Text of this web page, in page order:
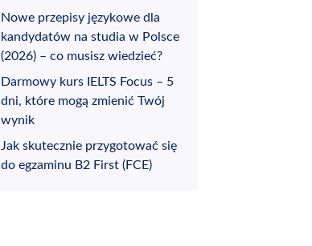
Nowe przepisy językowe dla
kandydatów na studia w Polsce
(2026) – co musisz wiedzieć?
Darmowy kurs IELTS Focus – 5
dni, które mogą zmienić Twój
wynik
Jak skutecznie przygotować się
do egzaminu B2 First (FCE)